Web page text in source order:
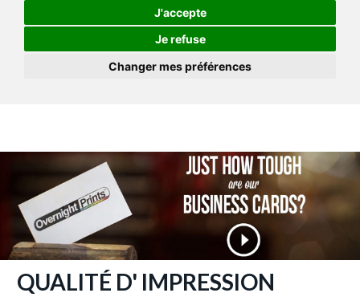
J'accepte
Je refuse
Changer mes préférences
QUALITÉ D' IMPRESSION